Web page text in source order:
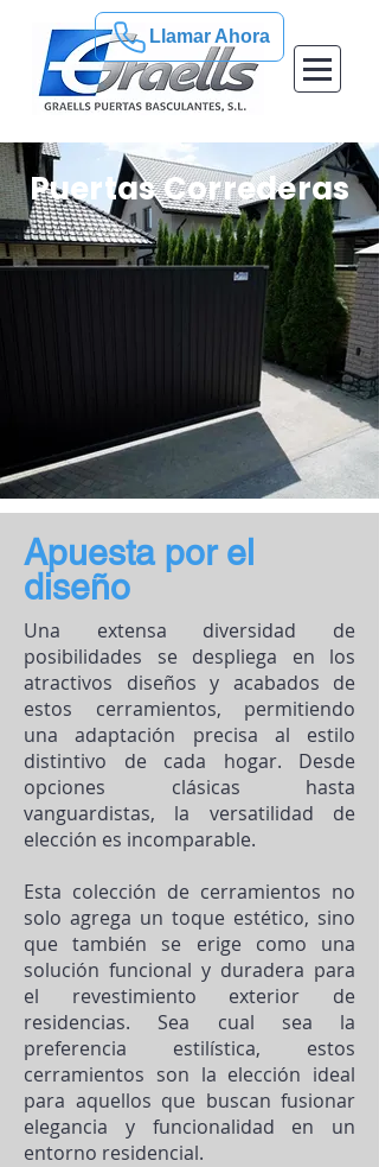
Llamar Ahora
Puertas Correderas
Apuesta por el
diseño
Una extensa diversidad de
posibilidades se despliega en los
atractivos diseños y acabados de
estos cerramientos, permitiendo
una adaptación precisa al estilo
distintivo de cada hogar. Desde
opciones clásicas hasta
vanguardistas, la versatilidad de
elección es incomparable.
Esta colección de cerramientos no
solo agrega un toque estético, sino
que también se erige como una
solución funcional y duradera para
el revestimiento exterior de
residencias. Sea cual sea la
preferencia estilística, estos
cerramientos son la elección ideal
para aquellos que buscan fusionar
elegancia y funcionalidad en un
entorno residencial.